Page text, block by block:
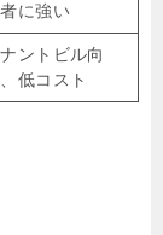
に強い
ントビル向
低コスト